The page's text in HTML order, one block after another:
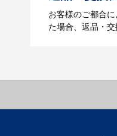
お客様のご都合
た場合、返品・交